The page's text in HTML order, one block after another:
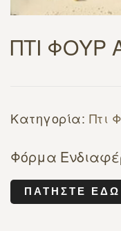
ΠΤΙ ΦΟΥΡ
Κατηγορία: Πτι
Φόρμα
ΠΑΤΉΣΤΕ ΕΔΏ